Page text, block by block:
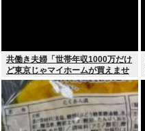
共働き夫婦「世帯年収1000万だけ
ど東京じゃマイホームが買えませ
ん 」